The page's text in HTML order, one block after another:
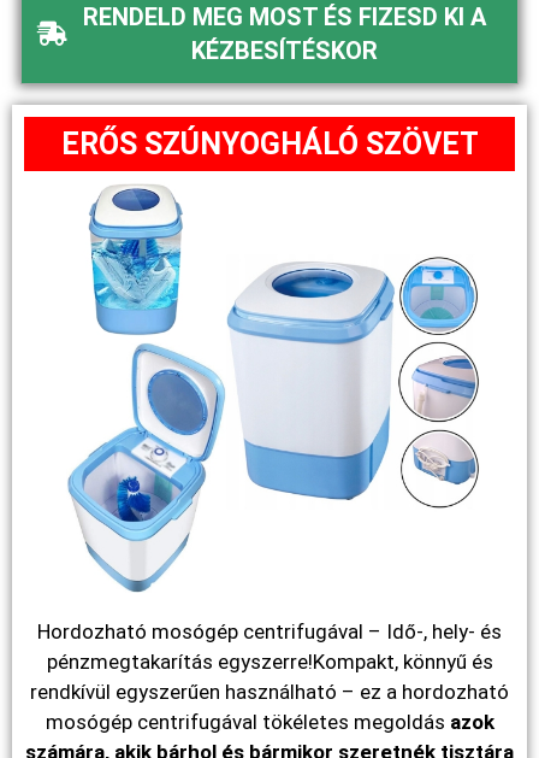
RENDELD MEG MOST ÉS FIZESD KI A
KÉZBESÍTÉSKOR
ERŐS SZÚNYOGHÁLÓ SZÖVET
Hordozható mosógép centrifugával – Idő-, hely- és
pénzmegtakarítás egyszerre!Kompakt, könnyű és
rendkívül egyszerűen használható – ez a hordozható
mosógép centrifugával tökéletes megoldás azok
számára, akik bárhol és bármikor szeretnék tisztára